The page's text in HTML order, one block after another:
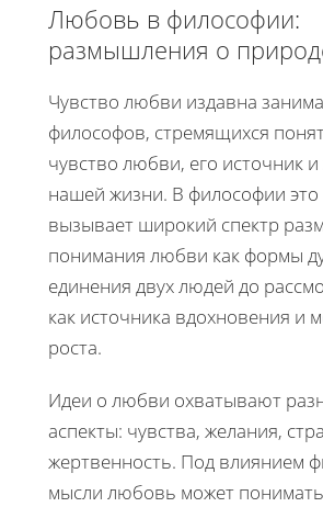
Любовь в философии:
размышления о
Чувство любви издавна
философов, стремящихся
чувство любви, его источник
нашей жизни. В философии это
вызывает широкий спектр
понимания любви как формы
единения двух людей до
как источника вдохновения и
роста.
Идеи о любви охватывают
аспекты: чувства, желания,
жертвенность. Под влиянием
мысли любовь может